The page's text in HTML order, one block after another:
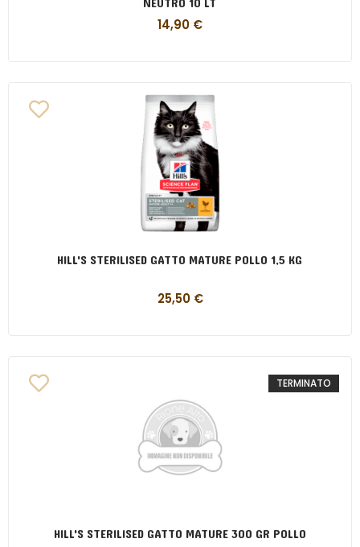
14,90 €
HILL'S STERILISED GATTO MATURE POLLO 1,5 KG
25,50 €
TERMINATO
HILL'S STERILISED GATTO MATURE 300 GR POLLO